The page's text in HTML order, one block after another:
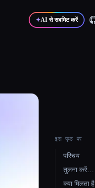
✦AI से सबमिट करें
इस पृष्ठ पर
परिचय
तुलना करें…
क्या मिलता है